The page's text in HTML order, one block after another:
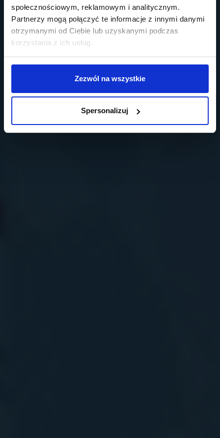
społecznościowym, reklamowym i analitycznym.
Partnerzy mogą połączyć te informacje z innymi danymi
otrzymanymi od Ciebie lub uzyskanymi podczas
korzystania z ich usług.
Zezwól na wszystkie
Spersonalizuj